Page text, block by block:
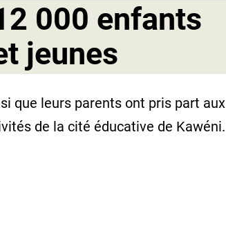
000 enfants
jeunes
que leurs parents ont pris part aux
de la cité éducative de Kawéni.